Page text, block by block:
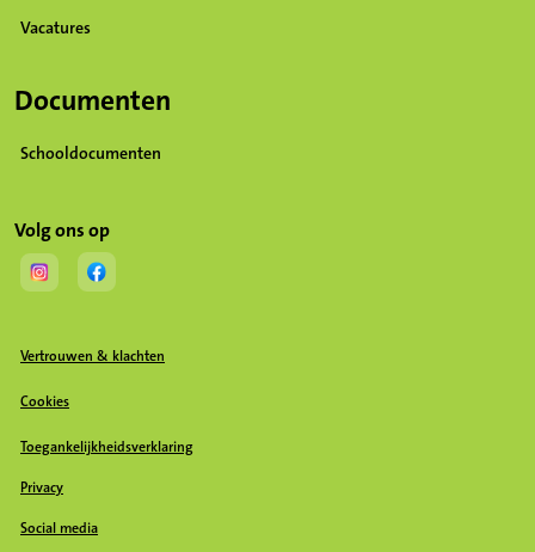
Vacatures
Documenten
Schooldocumenten
Volg ons op
(Opent in een nieuw tabblad)
Vertrouwen & klachten
Cookies
Toegankelijkheidsverklaring
Privacy
Social media